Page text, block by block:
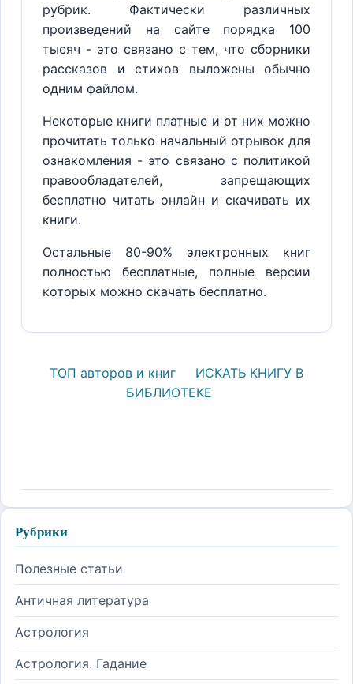
рубрик. Фактически различных
произведений на сайте порядка 100
тысяч - это связано с тем, что сборники
рассказов и стихов выложены обычно
одним файлом.
Некоторые книги платные и от них можно
прочитать только начальный отрывок для
ознакомления - это связано с политикой
правообладателей, запрещающих
бесплатно читать онлайн и скачивать их
книги.
Остальные 80-90% электронных книг
полностью бесплатные, полные версии
которых можно скачать бесплатно.
ТОП авторов и книг
ИСКАТЬ КНИГУ В
БИБЛИОТЕКЕ
Рубрики
Полезные статьи
Античная литература
Астрология
Астрология. Гадание